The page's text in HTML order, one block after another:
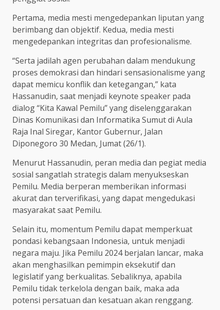
Pertama, media mesti mengedepankan liputan yang
berimbang dan objektif. Kedua, media mesti
mengedepankan integritas dan profesionalisme.
“Serta jadilah agen perubahan dalam mendukung
proses demokrasi dan hindari sensasionalisme yang
dapat memicu konflik dan ketegangan,” kata
Hassanudin, saat menjadi keynote speaker pada
dialog “Kita Kawal Pemilu” yang diselenggarakan
Dinas Komunikasi dan Informatika Sumut di Aula
Raja Inal Siregar, Kantor Gubernur, Jalan
Diponegoro 30 Medan, Jumat (26/1).
Menurut Hassanudin, peran media dan pegiat media
sosial sangatlah strategis dalam menyukseskan
Pemilu. Media berperan memberikan informasi
akurat dan terverifikasi, yang dapat mengedukasi
masyarakat saat Pemilu.
Selain itu, momentum Pemilu dapat memperkuat
pondasi kebangsaan Indonesia, untuk menjadi
negara maju. Jika Pemilu 2024 berjalan lancar, maka
akan menghasilkan pemimpin eksekutif dan
legislatif yang berkualitas. Sebaliknya, apabila
Pemilu tidak terkelola dengan baik, maka ada
potensi persatuan dan kesatuan akan renggang.